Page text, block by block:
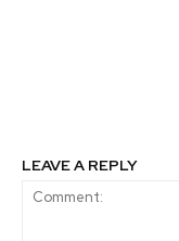
LEAVE A REPLY